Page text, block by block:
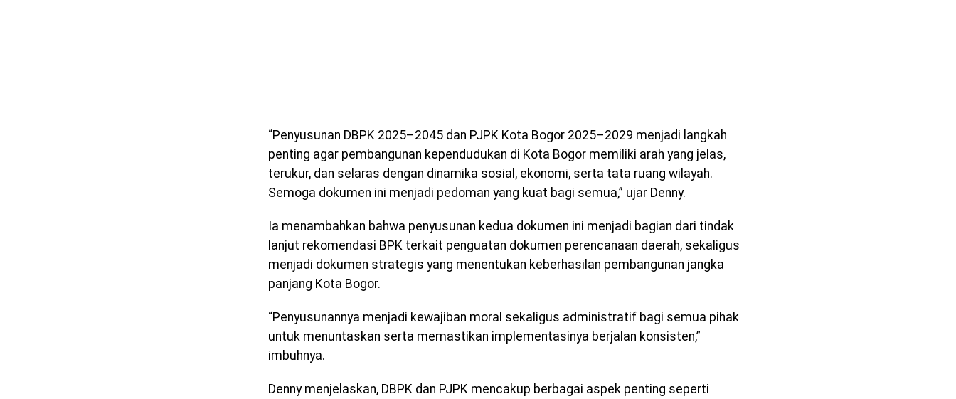
“Penyusunan DBPK 2025–2045 dan PJPK Kota Bogor 2025–2029 menjadi langkah
penting agar pembangunan kependudukan di Kota Bogor memiliki arah yang jelas,
terukur, dan selaras dengan dinamika sosial, ekonomi, serta tata ruang wilayah.
Semoga dokumen ini menjadi pedoman yang kuat bagi semua,” ujar Denny.
Ia menambahkan bahwa penyusunan kedua dokumen ini menjadi bagian dari tindak
lanjut rekomendasi BPK terkait penguatan dokumen perencanaan daerah, sekaligus
menjadi dokumen strategis yang menentukan keberhasilan pembangunan jangka
panjang Kota Bogor.
“Penyusunannya menjadi kewajiban moral sekaligus administratif bagi semua pihak
untuk menuntaskan serta memastikan implementasinya berjalan konsisten,”
imbuhnya.
Denny menjelaskan, DBPK dan PJPK mencakup berbagai aspek penting seperti